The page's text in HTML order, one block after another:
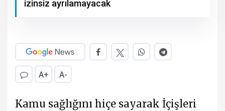
izinsiz ayrılamayacak
A+ A-
Kamu sağlığını hiçe sayarak İçişleri